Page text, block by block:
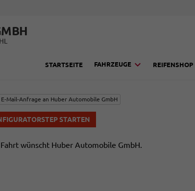
STARTSEITE FAHRZEUGE REIFENSHOP
E-Mail-Anfrage an Huber Automobile GmbH
STARTEN
wünscht Huber Automobile GmbH.